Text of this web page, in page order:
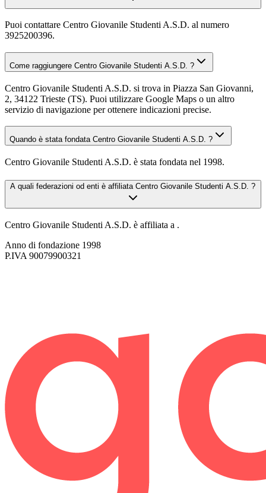
Puoi contattare Centro Giovanile Studenti A.S.D. al numero
3925200396.
Come raggiungere Centro Giovanile Studenti A.S.D. ?
Centro Giovanile Studenti A.S.D. si trova in Piazza San Giovanni,
2, 34122 Trieste (TS). Puoi utilizzare Google Maps o un altro
servizio di navigazione per ottenere indicazioni precise.
Quando è stata fondata Centro Giovanile Studenti A.S.D. ?
Centro Giovanile Studenti A.S.D. è stata fondata nel 1998.
A quali federazioni od enti è affiliata Centro Giovanile Studenti A.S.D. ?
Centro Giovanile Studenti A.S.D. è affiliata a .
Anno di fondazione 1998
P.IVA 90079900321